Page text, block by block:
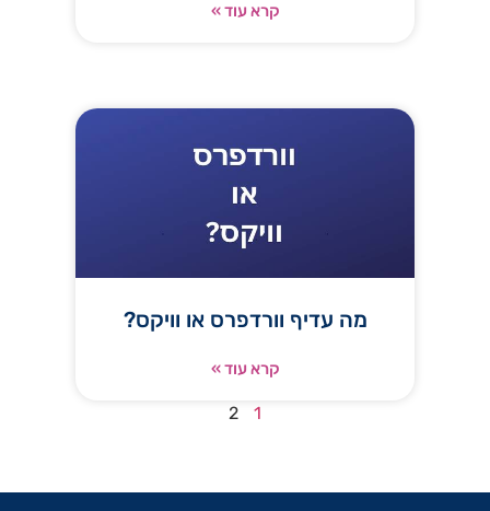
קרא עוד »
מה עדיף וורדפרס או וויקס?
קרא עוד »
1
2